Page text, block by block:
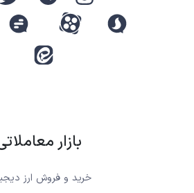
بازار
خرید و فروش ارز